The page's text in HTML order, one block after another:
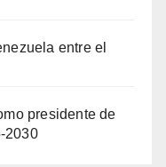
entre el
presidente de
2030